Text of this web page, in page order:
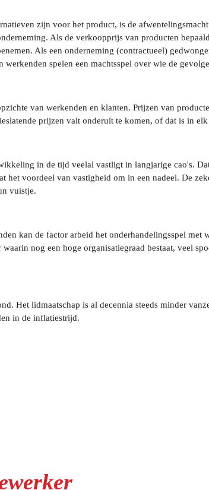
zijn voor het product, is de
Als de verkoopprijs van producten
Als een onderneming (contractueel)
spelen een machtsspel over wie de
van werkenden en klanten. Prijzen van
prijzen valt onderuit te komen, of dat is in
in de tijd veelal vastligt in langjarige cao's.
voordeel van vastigheid om in een nadeel. De
vuistje.
kan de factor arbeid het onderhandelingsspel
nog een hoge organisatiegraad bestaat, veel
Het lidmaatschap is al decennia steeds minder
in de inflatiestrijd.